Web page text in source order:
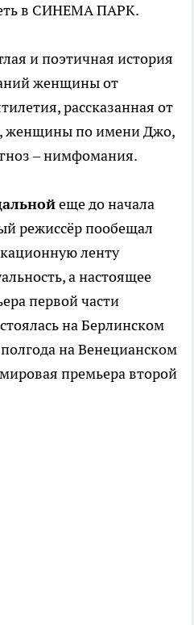
в СИНЕМА ПАРК.
и поэтичная история
женщины от
рассказанная от
женщины по имени Джо,
– нимфомания.
еще до начала
режиссёр пообещал
ленту
а настоящее
первой части
на Берлинском
на Венецианском
премьера второй